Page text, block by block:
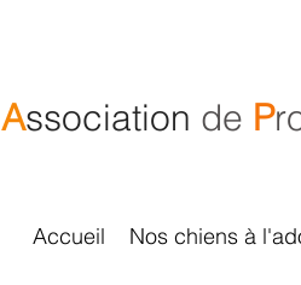
Association de P
Accueil Nos chiens à